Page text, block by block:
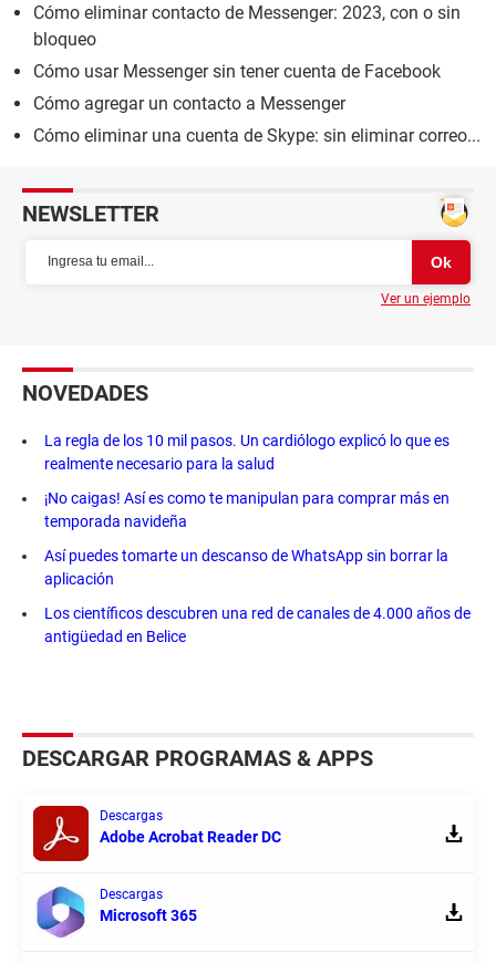
Cómo eliminar contacto de Messenger: 2023, con o sin
bloqueo
Cómo usar Messenger sin tener cuenta de Facebook
Cómo agregar un contacto a Messenger
Cómo eliminar una cuenta de Skype: sin eliminar correo...
NEWSLETTER
Ver un ejemplo
NOVEDADES
La regla de los 10 mil pasos. Un cardiólogo explicó lo que es
realmente necesario para la salud
¡No caigas! Así es como te manipulan para comprar más en
temporada navideña
Así puedes tomarte un descanso de WhatsApp sin borrar la
aplicación
Los científicos descubren una red de canales de 4.000 años de
antigüedad en Belice
DESCARGAR PROGRAMAS & APPS
Descargas
Adobe Acrobat Reader DC
Descargas
Microsoft 365